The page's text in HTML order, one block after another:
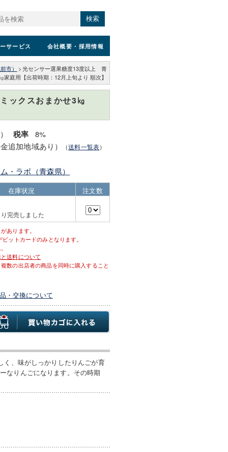
検索
サービス 会社概要 ・採用情報
市） > 光センサー選果糖度13度以上 青
庭用【出荷時期：12月上旬より 順次】
ックスおまかせ3㎏
税率 8%
追加地域あり） （送料一覧表）
・ラボ（青森県）
在庫状況
注文数
完売しました
あります。
ットカードのみとなります。
送料について
数の出店者の商品を同時に購入すること
・交換について
く、味がしっかりしたりんごが育
なりんごになります。その時期